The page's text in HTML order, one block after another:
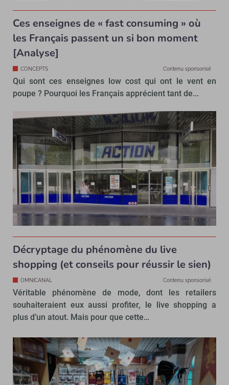
Ces enseignes de « fast consuming » où
les Français passent un si bon moment
[Analyse]
CONCEPTS Contenu sponsorisé
Qui sont ces enseignes low cost qui ont le vent en
poupe ? Pourquoi les Français apprécient tant de...
Décryptage du phénomène du live
shopping (et conseils pour réussir le sien)
OMNICANAL Contenu sponsorisé
Véritable phénomène de mode, dont les retailers
souhaiteraient eux aussi profiter, le live shopping a
plus d’un atout. Mais pour que cette…